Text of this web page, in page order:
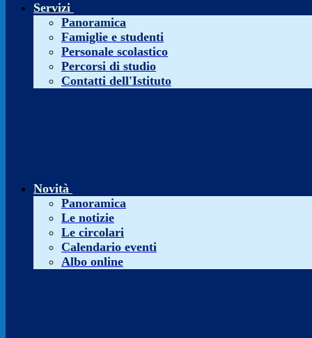
Servizi
Panoramica
Famiglie e studenti
Personale scolastico
Percorsi di studio
Contatti dell'Istituto
Novità
Panoramica
Le notizie
Le circolari
Calendario eventi
Albo online